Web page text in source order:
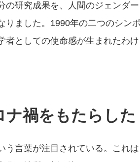
の研究成果を、人間のジェンダー
りました。1990年の二つのシン
者としての使命感が生まれたわけ
ナ禍をもたらした
う言葉が注目されている。これは